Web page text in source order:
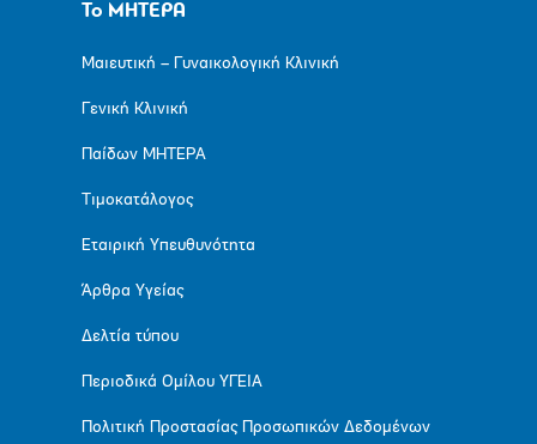
Το ΜΗΤΕΡΑ
Μαιευτική – Γυναικολογική Κλινική
Γενική Κλινική
Παίδων ΜΗΤΕΡΑ
Τιμοκατάλογος
Εταιρική Υπευθυνότητα
Άρθρα Υγείας
Δελτία τύπου
Περιοδικά Ομίλου ΥΓΕΙΑ
Πολιτική Προστασίας Προσωπικών Δεδομένων